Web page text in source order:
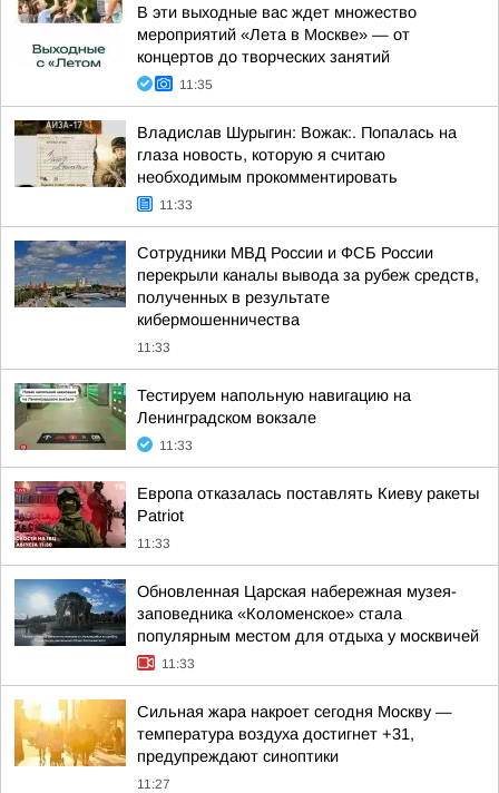
В эти выходные вас ждет множество
мероприятий «Лета в Москве» — от
концертов до творческих занятий
11:35
Владислав Шурыгин: Вожак:. Попалась на
глаза новость, которую я считаю
необходимым прокомментировать
11:33
Сотрудники МВД России и ФСБ России
перекрыли каналы вывода за рубеж средств,
полученных в результате
кибермошенничества
11:33
Тестируем напольную навигацию на
Ленинградском вокзале
11:33
Европа отказалась поставлять Киеву ракеты
Patriot
11:33
Обновленная Царская набережная музея-
заповедника «Коломенское» стала
популярным местом для отдыха у москвичей
11:33
Сильная жара накроет сегодня Москву —
температура воздуха достигнет +31,
предупреждают синоптики
11:27